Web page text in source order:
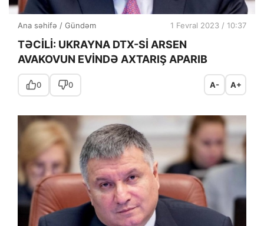
Ana səhifə / Gündəm 1 Fevral 2023 / 10:37
TƏCİLİ: UKRAYNA DTX-Sİ ARSEN
AVAKOVUN EVİNDƏ AXTARIŞ APARIB
0 0 A- A+